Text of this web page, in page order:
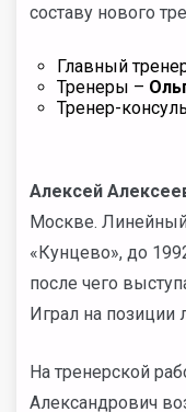
составу нового
Главный
Тренеры –
Тренер-
Алексей
Москве.
«Кунцево», до
после чего
Играл на позиции
На тренерской
Александрович